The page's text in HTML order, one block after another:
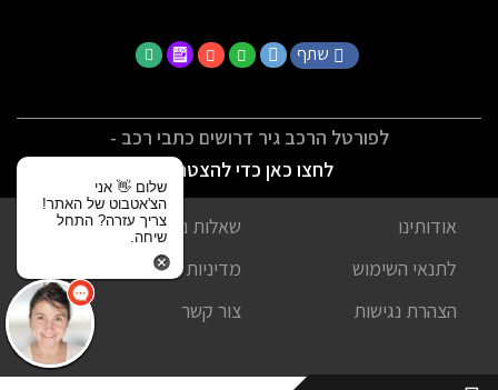
שתף
לפורטל הרכב גיר דרושים כתבי רכב -
לחצו כאן כדי להצטרף
אודותינו
שאלות נפוצות
לתנאי השימוש
מדיניות פרטיות
הצהרת נגישות
צור קשר
שלום 👋 אני
הצ'אטבוט של האתר!
צריך עזרה? התחל
שיחה.